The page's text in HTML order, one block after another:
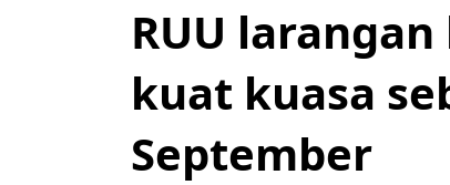
RUU
kuat kuasa
September